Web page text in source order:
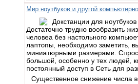
Мир ноутбуков и другой
Достаточно трудно вообразить
человеа без настольного
лаптопы, необходимо заметить,
миниатюрными размерами. Спрос
большой, особенно у тех людей,
постоянный доступ в Сеть для
Существенное снижение числа